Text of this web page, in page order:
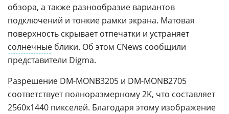
обзора, а также разнообразие вариантов
подключений и тонкие рамки экрана. Матовая
поверхность скрывает отпечатки и устраняет
солнечные блики. Об этом CNews сообщили
представители Digma.
Разрешение DM-MONB3205 и DM-MONB2705
соответствует полноразмерному 2K, что составляет
2560x1440 пикселей. Благодаря этому изображение